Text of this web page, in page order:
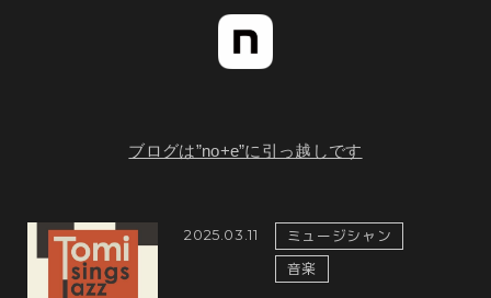
ブログは”no+e”に引っ越しです
2025.03.11
ミュージシャン
音楽